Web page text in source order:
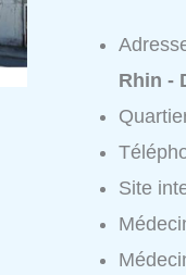
Rhin -
Site